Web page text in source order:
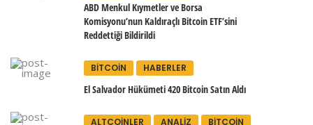
ABD Menkul Kıymetler ve Borsa
Komisyonu’nun Kaldıraçlı Bitcoin ETF’sini
Reddettiği Bildirildi
BITCOIN HABERLER
El Salvador Hükümeti 420 Bitcoin Satın Aldı
ALTCOINLER ANALIZ BITCOIN